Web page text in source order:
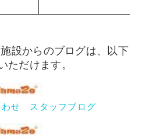
設からのブログは、以下
ただけます。
わせ スタッフブログ